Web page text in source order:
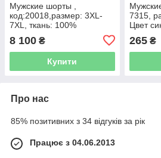
Мужские шорты ,
код:20018,размер: 3XL-
7XL, ткань: 100%
полиэстер Цвета: голубой,
ультрамарин , черный 😍
8 100 ₴
Купити
7315,
Цвет
265₴
Про нас
85% позитивних з 34 відгуків за рік
Працює з 04.06.2013